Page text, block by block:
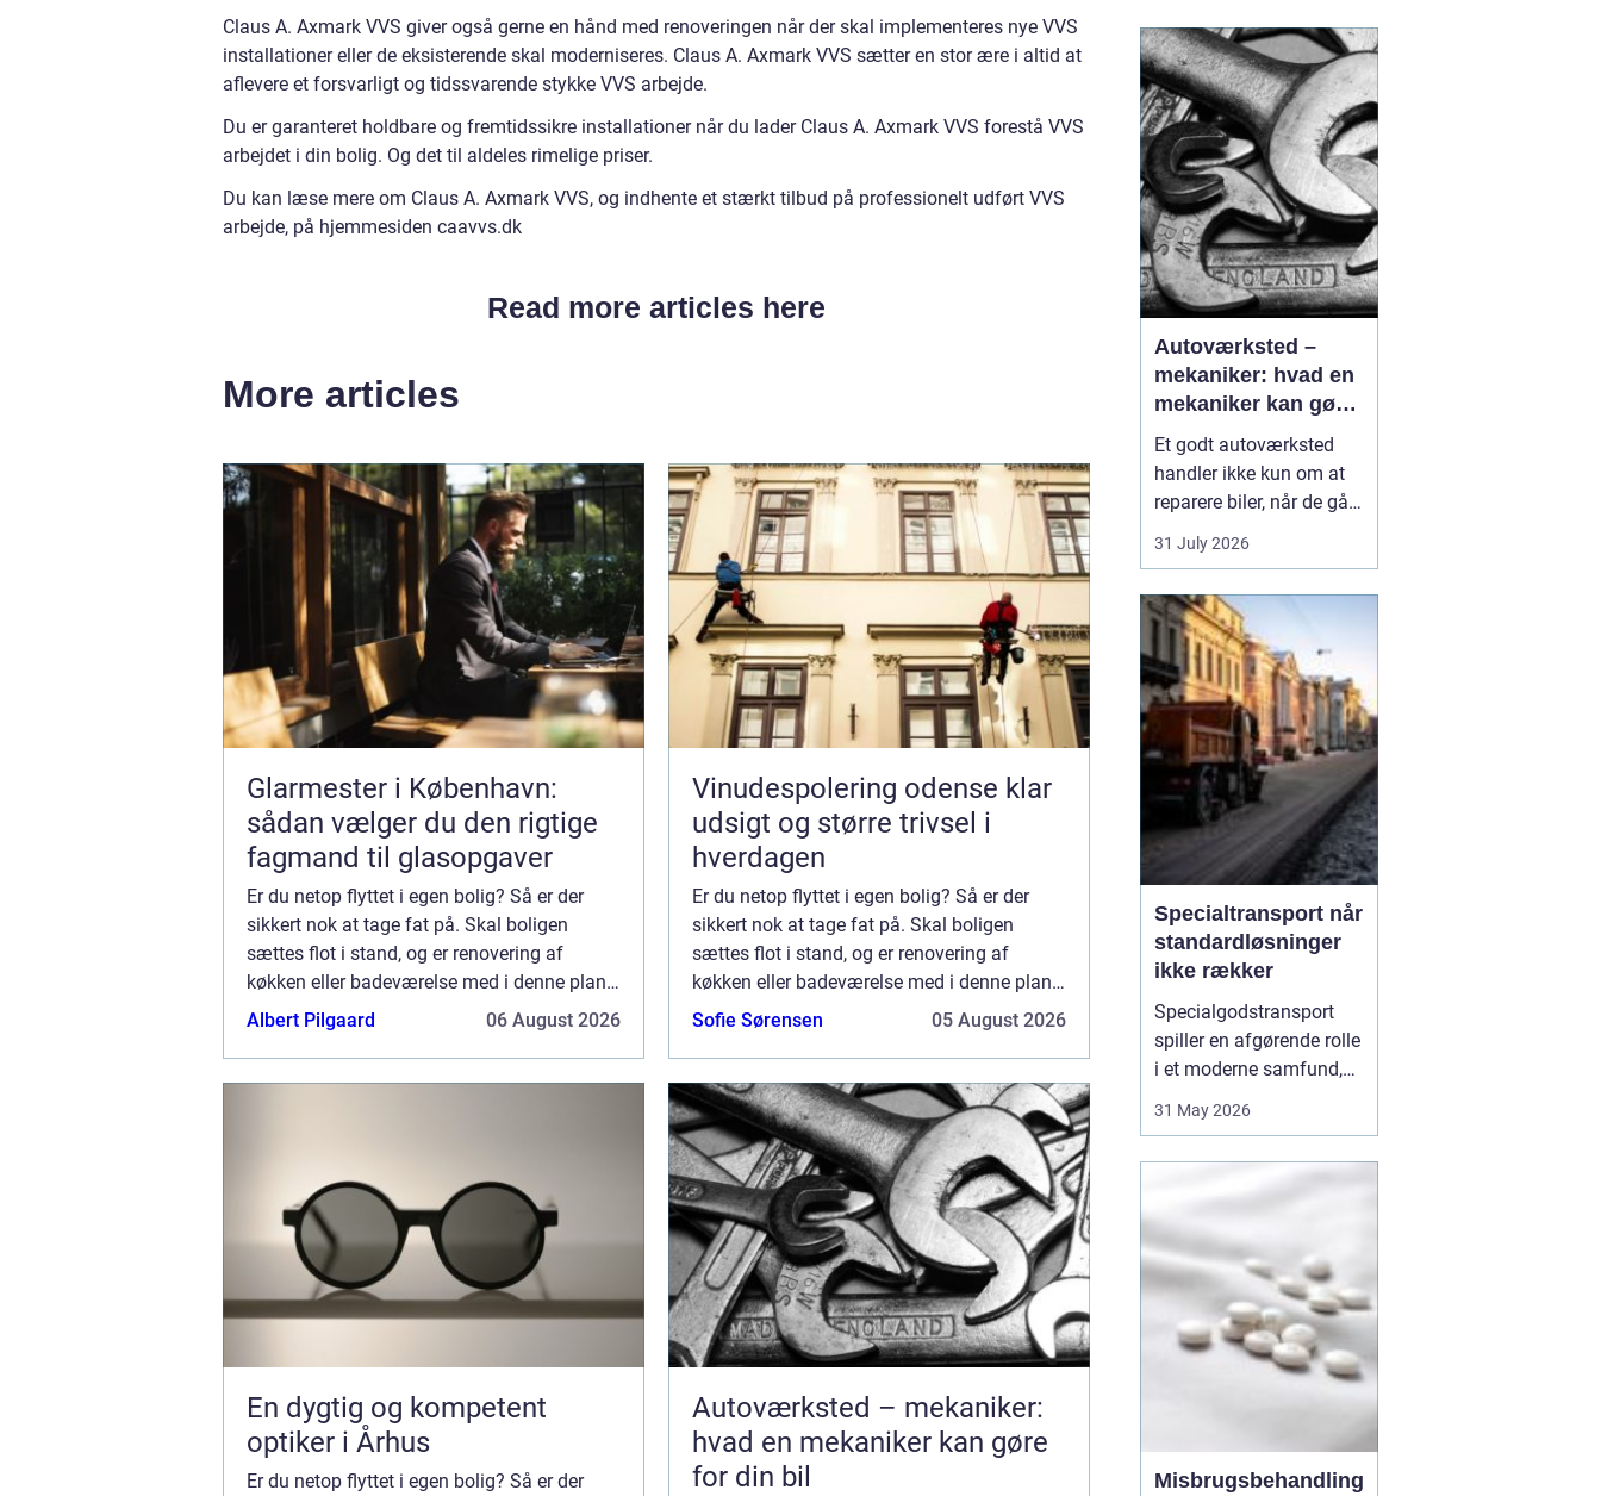
Claus A. Axmark VVS giver også gerne en hånd med renoveringen når der skal implementeres nye VVS
installationer eller de eksisterende skal moderniseres. Claus A. Axmark VVS sætter en stor ære i altid at
aflevere et forsvarligt og tidssvarende stykke VVS arbejde.
Du er garanteret holdbare og fremtidssikre installationer når du lader Claus A. Axmark VVS forestå VVS
arbejdet i din bolig. Og det til aldeles rimelige priser.
Du kan læse mere om Claus A. Axmark VVS, og indhente et stærkt tilbud på professionelt udført VVS
arbejde, på hjemmesiden caavvs.dk
Read more articles here
More articles
Glarmester i København:
sådan vælger du den rigtige
fagmand til glasopgaver
Er du netop flyttet i egen bolig? Så er der
sikkert nok at tage fat på. Skal boligen
sættes flot i stand, og er renovering af
køkken eller badeværelse med i denne plan,
er det en god idé at få dygtige fagfo...
Albert Pilgaard 06 August 2026
Vinudespolering odense klar
udsigt og større trivsel i
hverdagen
Er du netop flyttet i egen bolig? Så er der
sikkert nok at tage fat på. Skal boligen
sættes flot i stand, og er renovering af
køkken eller badeværelse med i denne plan,
er det en god idé at få dygtige fagfo...
Sofie Sørensen 05 August 2026
En dygtig og kompetent
optiker i Århus
Er du netop flyttet i egen bolig? Så er der
Autoværksted – mekaniker:
hvad en mekaniker kan gøre
for din bil
synsprøver og produkter,
der passer til din
hverdag. I hjertet af byen
find...
Autoværksted –
mekaniker: hvad en
mekaniker kan gøre
for din bil
Et godt autoværksted
handler ikke kun om at
reparere biler, når de går i
stykker. Det handler i lige
så høj grad om
klare svar, når du som
bilist står med
spørgsmål om s...
31 July 2026
Specialtransport når
standardløsninger
ikke rækker
Specialgodstransport
spiller en afgørende rolle
i et moderne samfund,
mere specialiseret, og
tungere og større. Når
vindmøllekomponenter,
både eller siloer skal
flyttes, er almindelig
lastbil...
31 May 2026
Misbrugsbehandling